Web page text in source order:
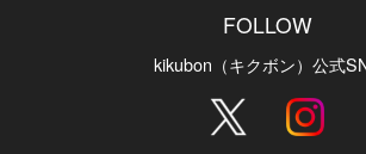
FOLLOW
kikubon（キクボン）公式